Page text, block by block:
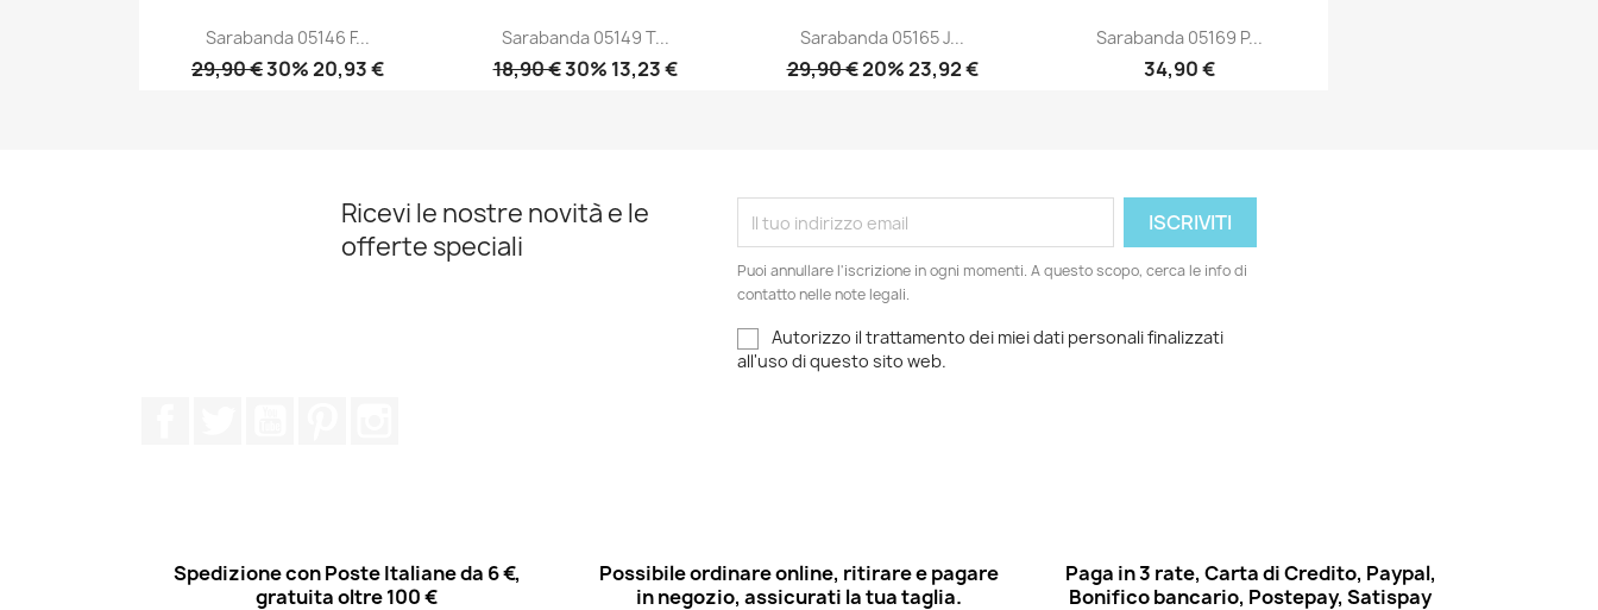
Sarabanda 05146 F...
29,90 €30% 20,93 €
Sarabanda 05149 T...
18,90 €30% 13,23 €
Sarabanda 05165 J...
29,90 €20% 23,92 €
Sarabanda 05169 P...
34,90 €
Ricevi le nostre novità e le
offerte speciali
Puoi annullare l'iscrizione in ogni momenti. A questo scopo, cerca le info di
contatto nelle note legali.
Autorizzo il trattamento dei miei dati personali finalizzati
all'uso di questo sito web.
Spedizione con Poste Italiane da 6 €,
gratuita oltre 100 €
Possibile ordinare online, ritirare e pagare
in negozio, assicurati la tua taglia.
Paga in 3 rate, Carta di Credito, Paypal,
Bonifico bancario, Postepay, Satispay